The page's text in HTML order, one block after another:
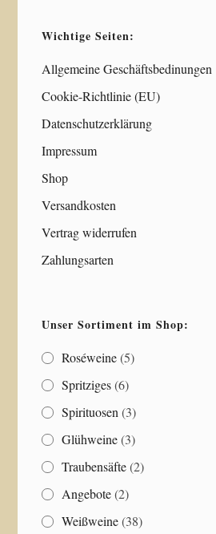
Wichtige Seiten:
Allgemeine Geschäftsbedinungen
Cookie-Richtlinie (EU)
Datenschutzerklärung
Impressum
Shop
Versandkosten
Vertrag widerrufen
Zahlungsarten
Unser Sortiment im Shop:
Roséweine (5)
Spritziges (6)
Spirituosen (3)
Glühweine (3)
Traubensäfte (2)
Angebote (2)
Weißweine (38)